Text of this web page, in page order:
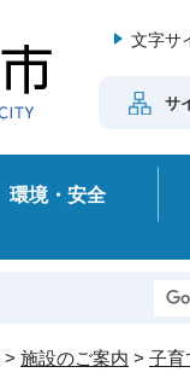
文字サ
サ
環境・安全
> 施設のご案内 > 子育